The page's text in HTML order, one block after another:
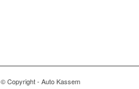
© Copyright - Auto Kassem